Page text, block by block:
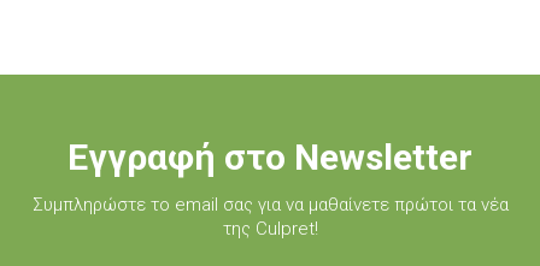
Εγγραφή στο Newsletter
Συμπληρώστε τo email σας για να μαθαίνετε πρώτοι τα νέα
της Culpret!